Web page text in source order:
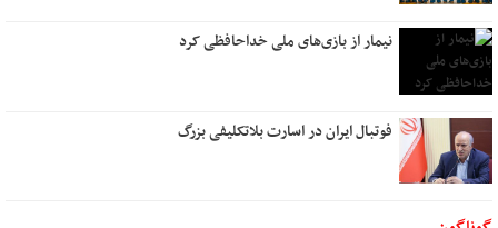
نام من عشق است
نیمه مرطوب ماه
میوه های آرزو رسیدنی است
ایستگاه استجابت دعا
به باغ همسفران
اگر عاشق کسی دیگر شوم
نیمار از بازی‌های ملی خداحافظی کرد
فوتبال ایران در اسارت بلاتکلیفی بزرگ